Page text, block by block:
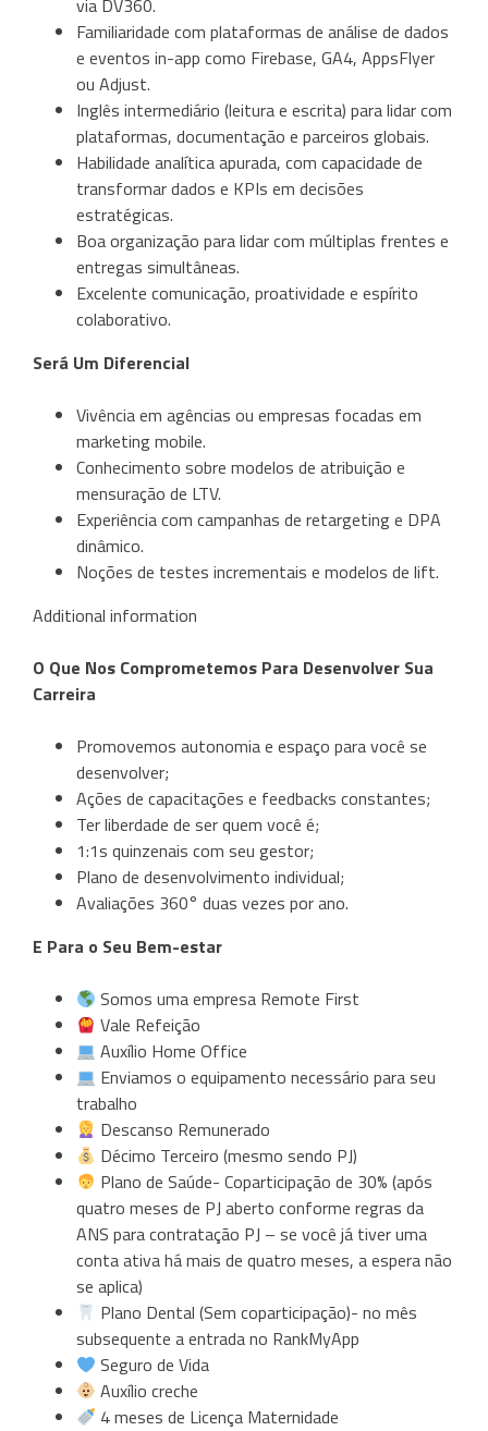
via DV360.
Familiaridade com plataformas de análise de dados
e eventos in-app como Firebase, GA4, AppsFlyer
ou Adjust.
Inglês intermediário (leitura e escrita) para lidar com
plataformas, documentação e parceiros globais.
Habilidade analítica apurada, com capacidade de
transformar dados e KPIs em decisões
estratégicas.
Boa organização para lidar com múltiplas frentes e
entregas simultâneas.
Excelente comunicação, proatividade e espírito
colaborativo.
Será Um Diferencial
Vivência em agências ou empresas focadas em
marketing mobile.
Conhecimento sobre modelos de atribuição e
mensuração de LTV.
Experiência com campanhas de retargeting e DPA
dinâmico.
Noções de testes incrementais e modelos de lift.
Additional information
O Que Nos Comprometemos Para Desenvolver Sua
Carreira
Promovemos autonomia e espaço para você se
desenvolver;
Ações de capacitações e feedbacks constantes;
Ter liberdade de ser quem você é;
1:1s quinzenais com seu gestor;
Plano de desenvolvimento individual;
Avaliações 360° duas vezes por ano.
E Para o Seu Bem-estar
Somos uma empresa Remote First
Vale Refeição
Auxílio Home Office
Enviamos o equipamento necessário para seu
trabalho
Descanso Remunerado
Décimo Terceiro (mesmo sendo PJ)
Plano de Saúde- Coparticipação de 30% (após
quatro meses de PJ aberto conforme regras da
ANS para contratação PJ – se você já tiver uma
conta ativa há mais de quatro meses, a espera não
se aplica)
Plano Dental (Sem coparticipação)- no mês
subsequente a entrada no RankMyApp
Seguro de Vida
Auxílio creche
4 meses de Licença Maternidade